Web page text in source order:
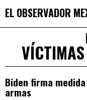
EL OBSERVADOR
Biden firma
armas